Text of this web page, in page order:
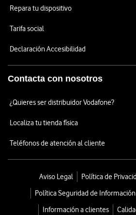
Repara tu dispositivo
Tarifa social
Declaración Accesibilidad
Contacta con nosotros
¿Quieres ser distribuidor Vodafone?
Localiza tu tienda física
Teléfonos de atención al cliente
Aviso Legal
Política de
Política Seguridad de Información
Información a clientes